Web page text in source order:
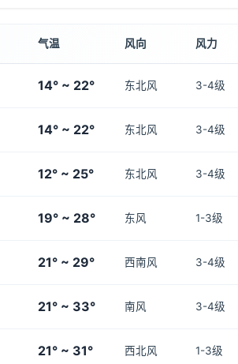
气温 风向 风力
14° ~ 22° 东北风 3-4级
14° ~ 22° 东北风 3-4级
12° ~ 25° 东北风 3-4级
19° ~ 28° 东风 1-3级
21° ~ 29° 西南风 3-4级
21° ~ 33° 南风 3-4级
21° ~ 31° 西北风 1-3级